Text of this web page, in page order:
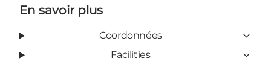
En savoir plus
Coordonnées
Facilities